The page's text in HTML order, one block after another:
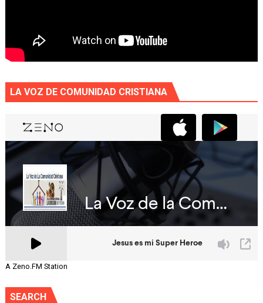
LA VOZ DE COMUNIDAD CRISTIANA
A Zeno.FM Station
SEARCH